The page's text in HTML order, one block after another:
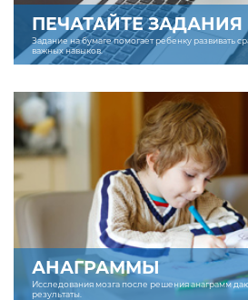
ПЕЧАТАЙТЕ ЗАДАНИЯ
Задание на бумаге помогает ребенку развивать
важных навыков.
АНАГРАММЫ
Исследования мозга после решения анаграмм
результаты.